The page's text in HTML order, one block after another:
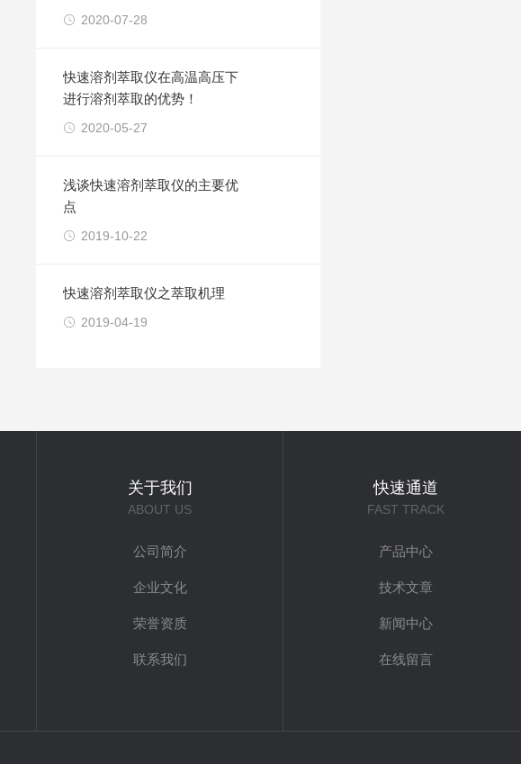
2020-07-28
快速溶剂萃取仪在高温高压下
进行溶剂萃取的优势！
2020-05-27
浅谈快速溶剂萃取仪的主要优
点
2019-10-22
快速溶剂萃取仪之萃取机理
2019-04-19
关于我们
ABOUT US
公司简介
企业文化
荣誉资质
联系我们
快速通道
FAST TRACK
产品中心
技术文章
新闻中心
在线留言